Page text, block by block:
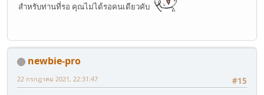
สำหรับท่านที่รอ คุณไม่ได้รอคนเดียวคับ
newbie-pro
#15
22 กรกฎาคม 2021, 22:31:47